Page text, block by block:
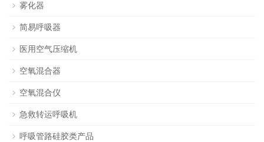
雾化器
简易呼吸器
医用空气压缩机
空氧混合器
空氧混合仪
急救转运呼吸机
呼吸管路硅胶类产品